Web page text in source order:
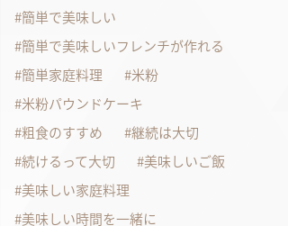
簡単で美味しい
簡単で美味しいフレンチが作れる
簡単家庭料理
米粉
米粉パウンドケーキ
粗食のすすめ
継続は大切
続けるって大切
美味しいご飯
美味しい家庭料理
美味しい時間を一緒に